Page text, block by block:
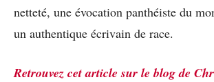
netteté, une évocation panthéiste du
un authentique écrivain de race.
Retrouvez cet article sur le blog de